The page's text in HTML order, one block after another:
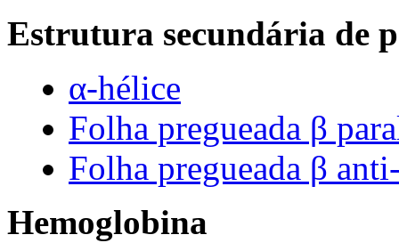
Estrutura secundária de
α-hélice
Folha pregueada β
Folha pregueada β
Hemoglobina